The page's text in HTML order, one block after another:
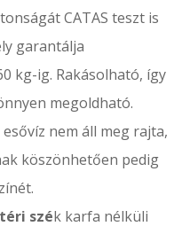
CATAS teszt is
garantálja
kg-ig. Rakásolható, így
megoldható.
nem áll meg rajta,
köszönhetően pedig
szék karfa nélküli